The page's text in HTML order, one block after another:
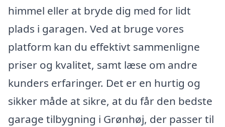
himmel eller at bryde dig med for lidt
plads i garagen. Ved at bruge vores
platform kan du effektivt sammenligne
priser og kvalitet, samt læse om andre
kunders erfaringer. Det er en hurtig og
sikker måde at sikre, at du får den bedste
garage tilbygning i Grønhøj, der passer til